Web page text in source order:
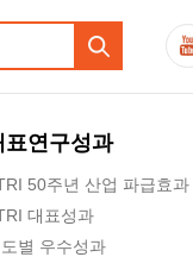
표연구성과
50주년 산업 파급효과
대표성과
별 우수성과